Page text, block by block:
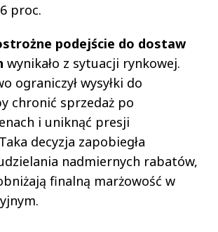
proc.
podejście do dostaw
wynikało z sytuacji rynkowej.
ograniczył wysyłki do
chronić sprzedaż po
i uniknąć presji
decyzja zapobiegła
nadmiernych rabatów,
finalną marżowość w